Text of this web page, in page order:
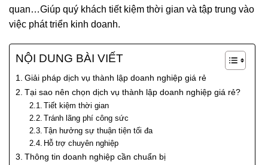
quan…Giúp quý khách tiết kiệm thời gian và tập trung vào
việc phát triển kinh doanh.
NỘI DUNG BÀI VIẾT
Giải pháp dịch vụ thành lập doanh nghiệp giá rẻ
Tại sao nên chọn dịch vụ thành lập doanh nghiệp giá rẻ?
Tiết kiệm thời gian
Tránh lãng phí công sức
Tận hưởng sự thuận tiện tối đa
Hỗ trợ chuyên nghiệp
Thông tin doanh nghiệp cần chuẩn bị